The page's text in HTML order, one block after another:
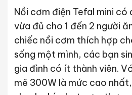
Nồi cơm điện Tefal mini có
vừa đủ cho 1 đến 2 người
chiếc nồi cơm thích hợp
sống một mình, các bạn
gia đình có ít thành viên.
mẽ 300W là mức cao